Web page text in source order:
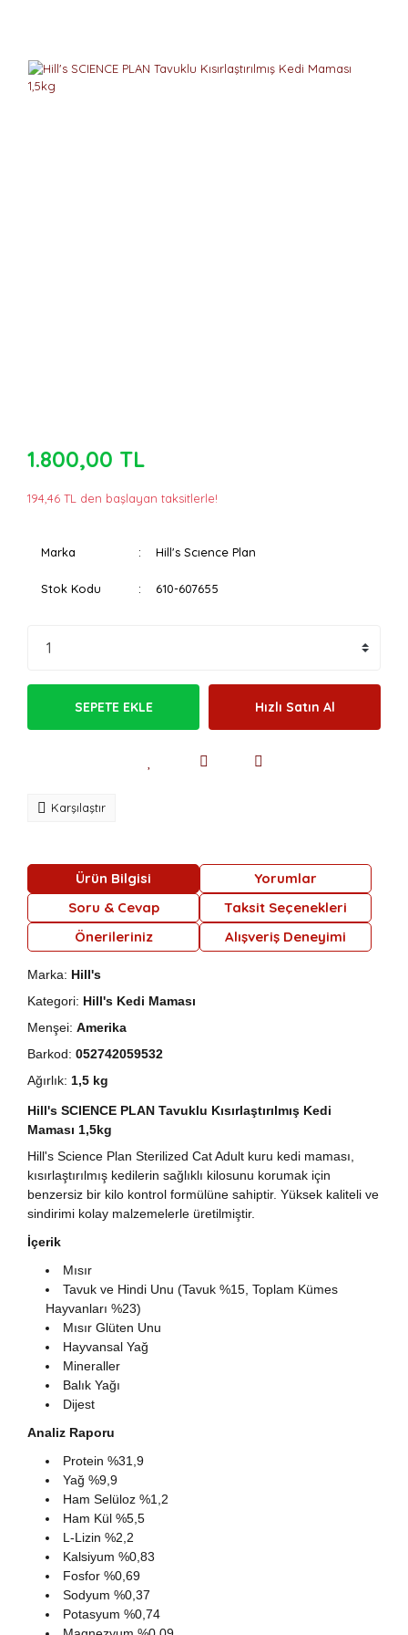
1.800,00 TL
194,46 TL den başlayan taksitlerle!
Marka Hill's Scıence Plan
Stok Kodu 610-607655
SEPETE EKLE Hızlı Satın Al
Karşılaştır
Ürün Bilgisi
Yorumlar
Soru & Cevap
Taksit Seçenekleri
Önerileriniz
Alışveriş Deneyimi
Marka: Hill's
Kategori: Hill's Kedi Maması
Menşei: Amerika
Barkod: 052742059532
Ağırlık: 1,5 kg
Hill's SCIENCE PLAN Tavuklu Kısırlaştırılmış Kedi
Maması 1,5kg
Hill's Science Plan Sterilized Cat Adult kuru kedi maması,
kısırlaştırılmış kedilerin sağlıklı kilosunu korumak için
benzersiz bir kilo kontrol formülüne sahiptir. Yüksek kaliteli ve
sindirimi kolay malzemelerle üretilmiştir.
İçerik
Mısır
Tavuk ve Hindi Unu (Tavuk %15, Toplam Kümes
Hayvanları %23)
Mısır Glüten Unu
Hayvansal Yağ
Mineraller
Balık Yağı
Dijest
Analiz Raporu
Protein %31,9
Yağ %9,9
Ham Selüloz %1,2
Ham Kül %5,5
L-Lizin %2,2
Kalsiyum %0,83
Fosfor %0,69
Sodyum %0,37
Potasyum %0,74